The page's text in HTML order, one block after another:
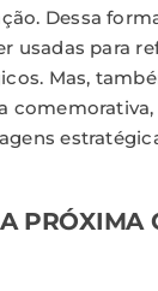
Dessa
usadas para
Mas,
comemorativa,
PRÓXIMA